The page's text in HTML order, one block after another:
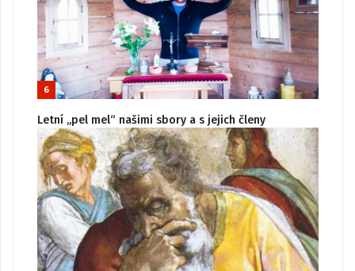
6
Letní „pel mel“ našimi sbory a s jejich členy